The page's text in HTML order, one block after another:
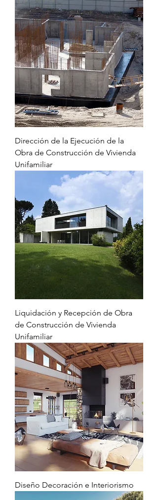
Dirección de la Ejecución de la
Obra de Construcción de Vivienda
Unifamiliar
Liquidación y Recepción de Obra
de Construcción de Vivienda
Unifamiliar
Diseño Decoración e Interiorismo